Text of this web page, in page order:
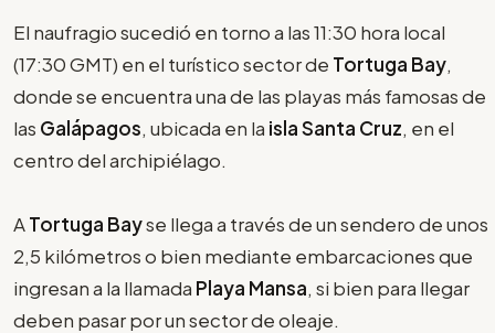
El naufragio sucedió en torno a las 11:30 hora local
(17:30 GMT) en el turístico sector de Tortuga Bay,
donde se encuentra una de las playas más famosas de
las Galápagos, ubicada en la isla Santa Cruz, en el
centro del archipiélago.
ATortuga Bayse llega a través de un sendero de unos
2,5 kilómetros o bien mediante embarcaciones que
ingresan a la llamada Playa Mansa, si bien para llegar
deben pasar por un sector de oleaje.